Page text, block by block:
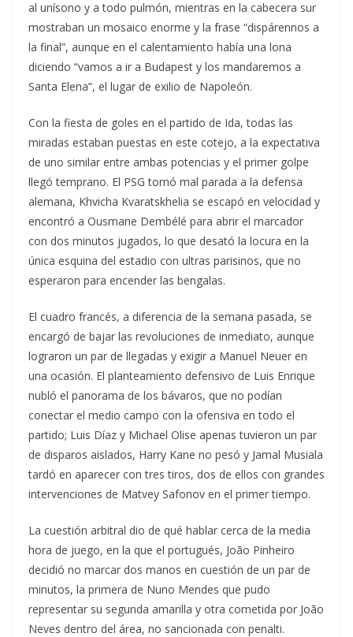
al unísono y a todo pulmón, mientras en la cabecera sur
mostraban un mosaico enorme y la frase “dispárennos a
la final”, aunque en el calentamiento había una lona
diciendo “vamos a ir a Budapest y los mandaremos a
Santa Elena”, el lugar de exilio de Napoleón.
Con la fiesta de goles en el partido de Ida, todas las
miradas estaban puestas en este cotejo, a la expectativa
de uno similar entre ambas potencias y el primer golpe
llegó temprano. El PSG tomó mal parada a la defensa
alemana, Khvicha Kvaratskhelia se escapó en velocidad y
encontró a Ousmane Dembélé para abrir el marcador
con dos minutos jugados, lo que desató la locura en la
única esquina del estadio con ultras parisinos, que no
esperaron para encender las bengalas.
El cuadro francés, a diferencia de la semana pasada, se
encargó de bajar las revoluciones de inmediato, aunque
lograron un par de llegadas y exigir a Manuel Neuer en
una ocasión. El planteamiento defensivo de Luis Enrique
nubló el panorama de los bávaros, que no podían
conectar el medio campo con la ofensiva en todo el
partido; Luis Díaz y Michael Olise apenas tuvieron un par
de disparos aislados, Harry Kane no pesó y Jamal Musiala
tardó en aparecer con tres tiros, dos de ellos con grandes
intervenciones de Matvey Safonov en el primer tiempo.
La cuestión arbitral dio de qué hablar cerca de la media
hora de juego, en la que el portugués, João Pinheiro
decidió no marcar dos manos en cuestión de un par de
minutos, la primera de Nuno Mendes que pudo
representar su segunda amarilla y otra cometida por João
Neves dentro del área, no sancionada con penalti.